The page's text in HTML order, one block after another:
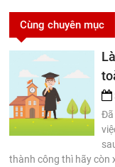
Cùng chuyên mục
Đã
thành công thì hãy còn